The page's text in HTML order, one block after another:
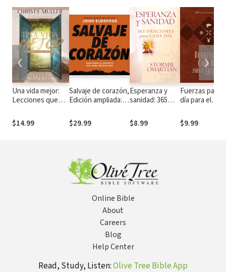
Una vida mejor:
Lecciones que
$14.99
Salvaje de corazón,
Edición ampliada:
secreto del alma
masculina
$29.99
Esperanza y
sanidad: 365
cada día
$8.99
Fuerzas para
día para el
devocionario
$9.99
❮ ❯
Online Bible
About
Careers
Blog
Help Center
Read, Study, Listen:Olive Tree Bible App